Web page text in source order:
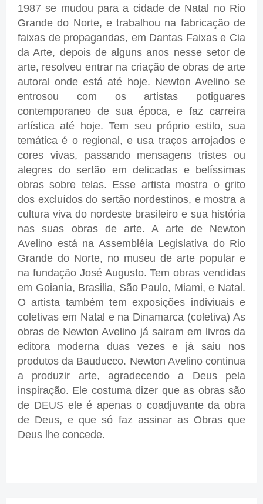
1987 se mudou para a cidade de Natal no Rio
Grande do Norte, e trabalhou na fabricação de
faixas de propagandas, em Dantas Faixas e Cia
da Arte, depois de alguns anos nesse setor de
arte, resolveu entrar na criação de obras de arte
autoral onde está até hoje. Newton Avelino se
entrosou com os artistas potiguares
contemporaneo de sua época, e faz carreira
artística até hoje. Tem seu próprio estilo, sua
temática é o regional, e usa traços arrojados e
cores vivas, passando mensagens tristes ou
alegres do sertão em delicadas e belíssimas
obras sobre telas. Esse artista mostra o grito
dos excluídos do sertão nordestinos, e mostra a
cultura viva do nordeste brasileiro e sua história
nas suas obras de arte. A arte de Newton
Avelino está na Assembléia Legislativa do Rio
Grande do Norte, no museu de arte popular e
na fundação José Augusto. Tem obras vendidas
em Goiania, Brasilia, São Paulo, Miami, e Natal.
O artista também tem exposições indiviuais e
coletivas em Natal e na Dinamarca (coletiva) As
obras de Newton Avelino já sairam em livros da
editora moderna duas vezes e já saiu nos
produtos da Bauducco. Newton Avelino continua
a produzir arte, agradecendo a Deus pela
inspiração. Ele costuma dizer que as obras são
de DEUS ele é apenas o coadjuvante da obra
de Deus, e que só faz assinar as Obras que
Deus lhe concede.